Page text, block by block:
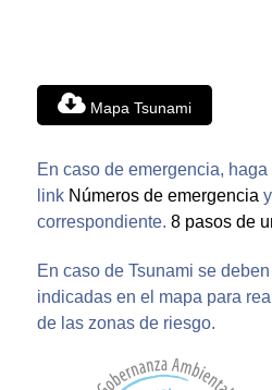
Mapa Tsunami
En caso de emergencia,
link Números de emergencia
correspondiente. 8 pasos de
En caso de Tsunami se
indicadas en el mapa para
de las zonas de riesgo.